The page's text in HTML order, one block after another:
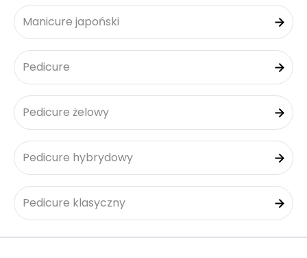
Manicure japoński
Pedicure
Pedicure żelowy
Pedicure hybrydowy
Pedicure klasyczny